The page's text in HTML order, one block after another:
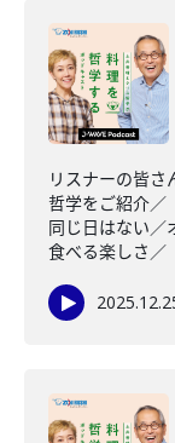
リスナーの皆さ
哲学をご紹介／
同じ日はない／
食べる楽しさ／